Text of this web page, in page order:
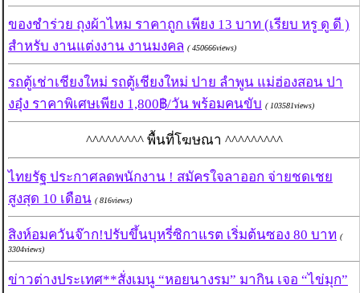
ของชำร่วย ถุงผ้าไหม ราคาถูก เพียง 13 บาท (เรียบ หรู ดู ดี )
สำหรับ งานแต่งงาน งานมงคล ( 450666views)
รถตู้เช่าเชียงใหม่ รถตู้เชียงใหม่ ปาย ลำพูน แม่ฮ่องสอน ปา
งอุ๋ง ราคาพิเศษเพียง 1,800฿/วัน พร้อมคนขับ ( 103581views)
^^^^^^^^^ พื้นที่โฆษณา ^^^^^^^^^
ไทยรัฐ ประกาศลดพนักงาน ! สมัครใจลาออก จ่ายชดเชย
สูงสุด 10 เดือน ( 816views)
สิงห์อมควันจ๊าก!ปรับขึ้นบุหรี่ซิกาแรต เริ่มต้นซอง 80 บาท (
3304views)
ข่าวต่างประเทศ**สั่งเมนู “หอยนางรม” มากิน เจอ “ไข่มุก”